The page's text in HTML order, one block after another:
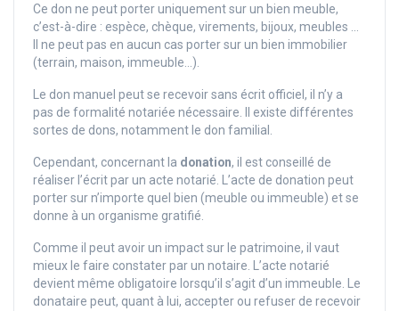
Ce don ne peut porter uniquement sur un bien meuble,
c’est-à-dire : espèce, chèque, virements, bijoux, meubles …
Il ne peut pas en aucun cas porter sur un bien immobilier
(terrain, maison, immeuble…).
Le don manuel peut se recevoir sans écrit officiel, il n’y a
pas de formalité notariée nécessaire. Il existe différentes
sortes de dons, notamment le don familial.
Cependant, concernant la donation, il est conseillé de
réaliser l’écrit par un acte notarié. L’acte de donation peut
porter sur n’importe quel bien (meuble ou immeuble) et se
donne à un organisme gratifié.
Comme il peut avoir un impact sur le patrimoine, il vaut
mieux le faire constater par un notaire. L’acte notarié
devient même obligatoire lorsqu’il s’agit d’un immeuble. Le
donataire peut, quant à lui, accepter ou refuser de recevoir